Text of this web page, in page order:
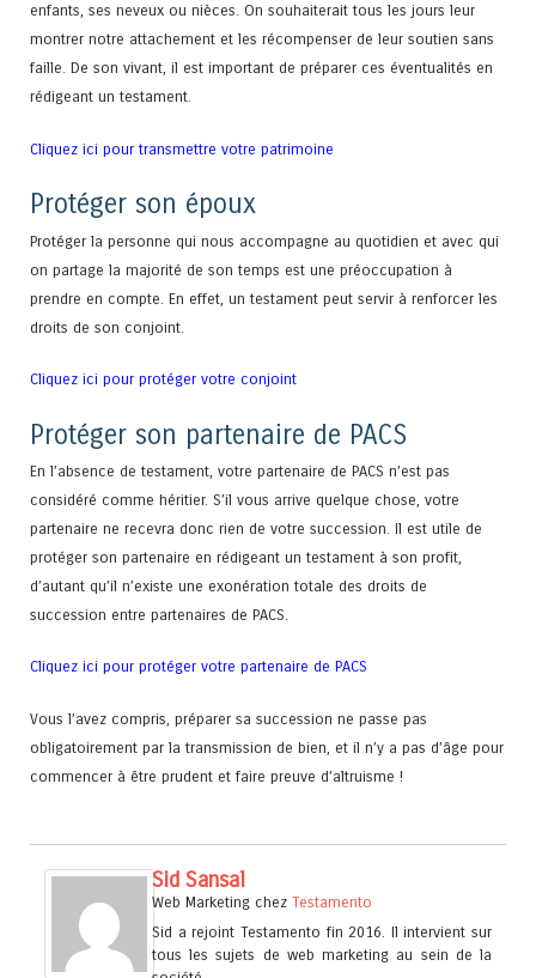
enfants, ses neveux ou nièces. On souhaiterait tous les jours leur
montrer notre attachement et les récompenser de leur soutien sans
faille. De son vivant, il est important de préparer ces éventualités en
rédigeant un testament.
Cliquez ici pour transmettre votre patrimoine
Protéger son époux
Protéger la personne qui nous accompagne au quotidien et avec qui
on partage la majorité de son temps est une préoccupation à
prendre en compte. En effet, un testament peut servir à renforcer les
droits de son conjoint.
Cliquez ici pour protéger votre conjoint
Protéger son partenaire de PACS
En l’absence de testament, votre partenaire de PACS n’est pas
considéré comme héritier. S’il vous arrive quelque chose, votre
partenaire ne recevra donc rien de votre succession. Il est utile de
protéger son partenaire en rédigeant un testament à son profit,
d’autant qu’il n’existe une exonération totale des droits de
succession entre partenaires de PACS.
Cliquez ici pour protéger votre partenaire de PACS
Vous l’avez compris, préparer sa succession ne passe pas
obligatoirement par la transmission de bien, et il n’y a pas d’âge pour
commencer à être prudent et faire preuve d’altruisme !
Sid Sansal
Web Marketing chez Testamento
Sid a rejoint Testamento fin 2016. Il intervient sur
tous les sujets de web marketing au sein de la